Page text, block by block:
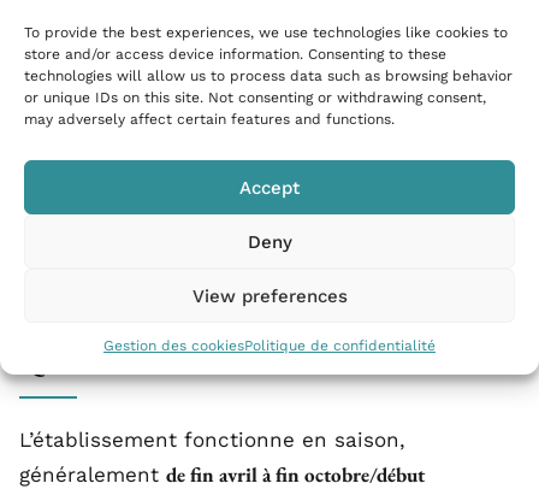
To provide the best experiences, we use technologies like cookies to
store and/or access device information. Consenting to these
technologies will allow us to process data such as browsing behavior
or unique IDs on this site. Not consenting or withdrawing consent,
may adversely affect certain features and functions.
Accept
Deny
View preferences
Gestion des cookiesPolitique de confidentialité
transformer une visite spa en journée complète.
Pour les couples ou les amis, lescabines duo
permettent les soins simultanés sans nécessité
des combinaisons les plus demandées en juin et
Quand venir
L’établissement fonctionne en saison,
généralement de fin avril à fin octobre/début